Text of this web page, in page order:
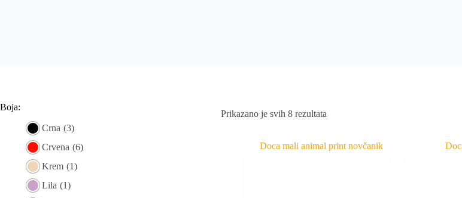
Prikazano je svih 8 rezultata
Boja:
Crna (3)
Crvena (6)
Krem (1)
Lila (1)